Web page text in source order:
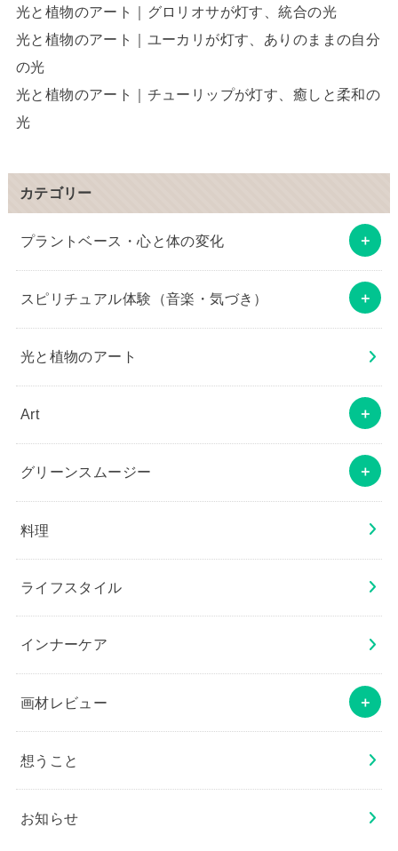
光と植物のアート｜グロリオサが灯す、統合の光
光と植物のアート｜ユーカリが灯す、ありのままの自分
の光
光と植物のアート｜チューリップが灯す、癒しと柔和の
光
カテゴリー
プラントベース・心と体の変化
スピリチュアル体験（音楽・気づき）
光と植物のアート
Art
グリーンスムージー
料理
ライフスタイル
インナーケア
画材レビュー
想うこと
お知らせ